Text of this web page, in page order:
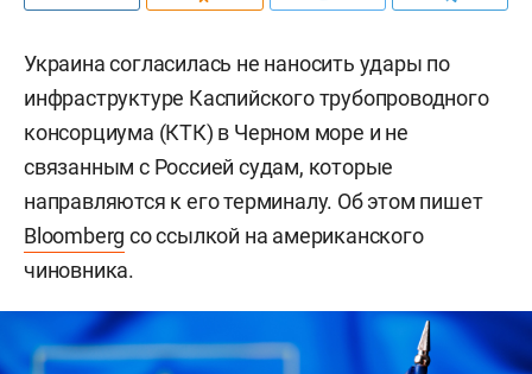
Украина согласилась не наносить удары по
инфраструктуре Каспийского трубопроводного
консорциума (КТК) в Черном море и не
связанным с Россией судам, которые
направляются к его терминалу. Об этом пишет
Bloomberg со ссылкой на американского
чиновника.